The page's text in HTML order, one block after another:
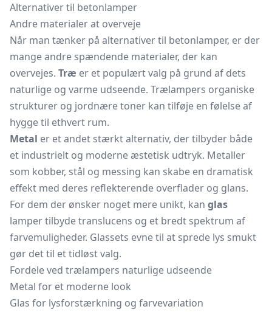
Alternativer til betonlamper
Andre materialer at overveje
Når man tænker på alternativer til betonlamper, er der
mange andre spændende materialer, der kan
overvejes. Træ er et populært valg på grund af dets
naturlige og varme udseende. Trælampers organiske
strukturer og jordnære toner kan tilføje en følelse af
hygge til ethvert rum.
Metal er et andet stærkt alternativ, der tilbyder både
et industrielt og moderne æstetisk udtryk. Metaller
som kobber, stål og messing kan skabe en dramatisk
effekt med deres reflekterende overflader og glans.
For dem der ønsker noget mere unikt, kan glas
lamper tilbyde translucens og et bredt spektrum af
farvemuligheder. Glassets evne til at sprede lys smukt
gør det til et tidløst valg.
Fordele ved trælampers naturlige udseende
Metal for et moderne look
Glas for lysforstærkning og farvevariation